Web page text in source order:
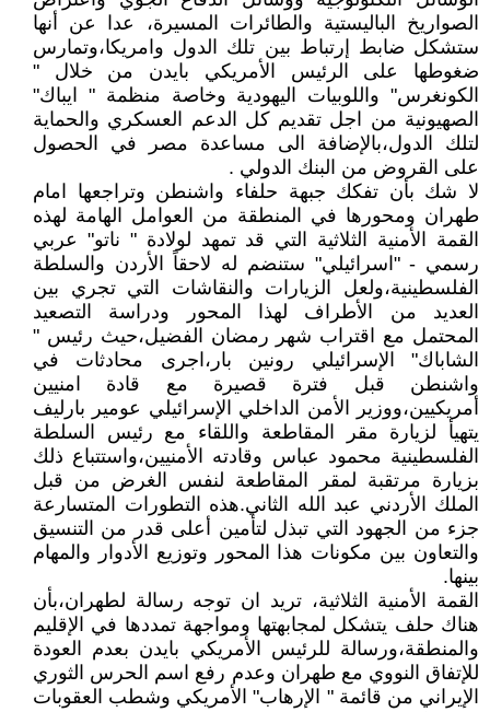
الصواريخ الباليستية والطائرات المسيرة، عدا عن أنها
ستشكل ضابط إرتباط بين تلك الدول وامريكا،وتمارس
ضغوطها على الرئيس الأمريكي بايدن من خلال "
الكونغرس" واللوبيات اليهودية وخاصة منظمة " ايباك"
الصهيونية من اجل تقديم كل الدعم العسكري والحماية
لتلك الدول،بالإضافة الى مساعدة مصر في الحصول
على القروض من البنك الدولي .
لا شك بأن تفكك جبهة حلفاء واشنطن وتراجعها امام
طهران ومحورها في المنطقة من العوامل الهامة لهذه
القمة الأمنية الثلاثية التي قد تمهد لولادة " ناتو" عربي
رسمي - "اسرائيلي" ستنضم له لاحقاً الأردن والسلطة
الفلسطينية،ولعل الزيارات والنقاشات التي تجري بين
العديد من الأطراف لهذا المحور ودراسة التصعيد
المحتمل مع اقتراب شهر رمضان الفضيل،حيث رئيس "
الشاباك" الإسرائيلي رونين بار،اجرى محادثات في
واشنطن قبل فترة قصيرة مع قادة امنيين
أمريكيين،ووزير الأمن الداخلي الإسرائيلي عومير بارليف
يتهيأ لزيارة مقر المقاطعة واللقاء مع رئيس السلطة
الفلسطينية محمود عباس وقادته الأمنيين،واستتباع ذلك
بزيارة مرتقبة لمقر المقاطعة لنفس الغرض من قبل
الملك الأردني عبد الله الثاني.هذه التطورات المتسارعة
جزء من الجهود التي تبذل لتأمين أعلى قدر من التنسيق
والتعاون بين مكونات هذا المحور وتوزيع الأدوار والمهام
بينها.
القمة الأمنية الثلاثية، تريد ان توجه رسالة لطهران،بأن
هناك حلف يتشكل لمجابهتها ومواجهة تمددها في الإقليم
والمنطقة،ورسالة للرئيس الأمريكي بايدن بعدم العودة
للإتفاق النووي مع طهران وعدم رفع اسم الحرس الثوري
الإيراني من قائمة " الإرهاب" الأمريكي وشطب العقوبات